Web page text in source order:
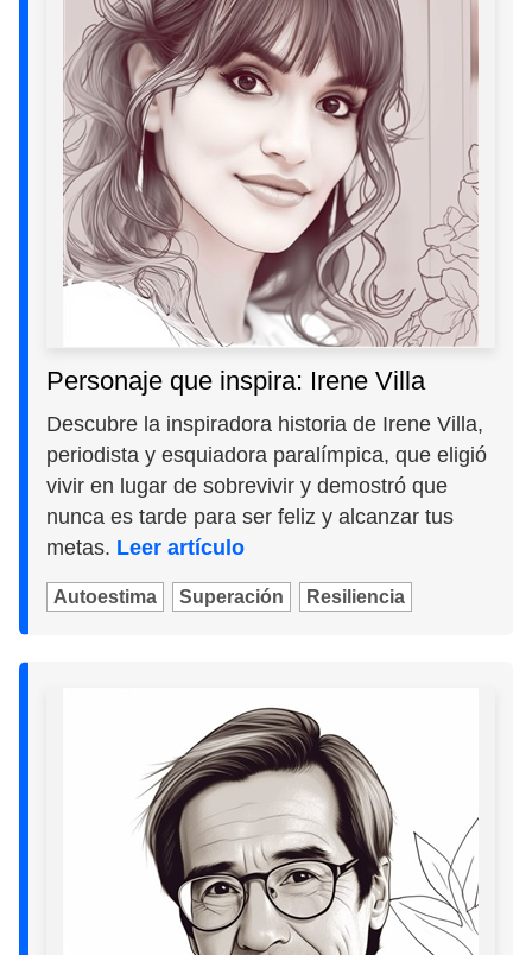
Personaje que inspira: Irene Villa
Descubre la inspiradora historia de Irene Villa,
periodista y esquiadora paralímpica, que eligió
vivir en lugar de sobrevivir y demostró que
nunca es tarde para ser feliz y alcanzar tus
metas. Leer artículo
Autoestima Superación Resiliencia